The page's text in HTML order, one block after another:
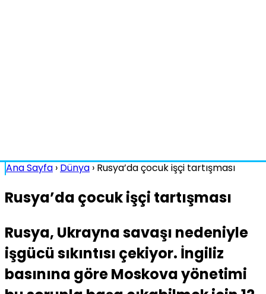
Ana Sayfa › Dünya › Rusya’da çocuk işçi tartışması
Rusya’da çocuk işçi tartışması
Rusya, Ukrayna savaşı nedeniyle
işgücü sıkıntısı çekiyor. İngiliz
basınına göre Moskova yönetimi